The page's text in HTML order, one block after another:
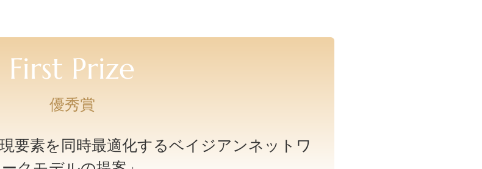
First Prize
優秀賞
要素を同時最適化するベイジアンネットワ